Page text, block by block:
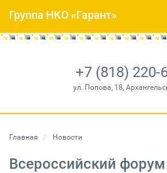
+7 (818) 220-
ул. Попова, 18,
Группа НКО «Гарант»
Главная Новости
Всероссийский